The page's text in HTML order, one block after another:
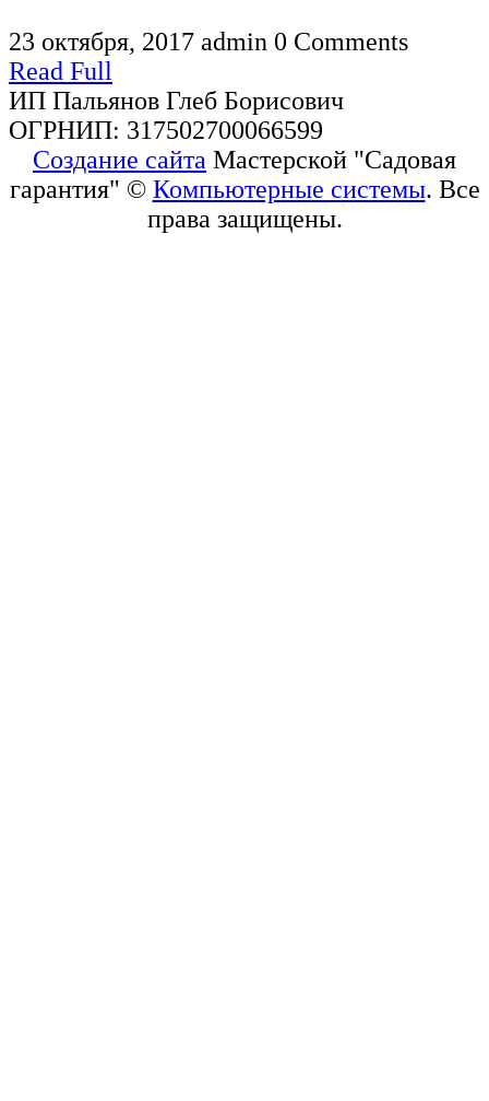
23 октября, 2017 admin 0 Comments
Read Full
ИП Пальянов Глеб Борисович
ОГРНИП: 317502700066599
Создание сайта Мастерской "Садовая
гарантия" © Компьютерные системы. Все
права защищены.